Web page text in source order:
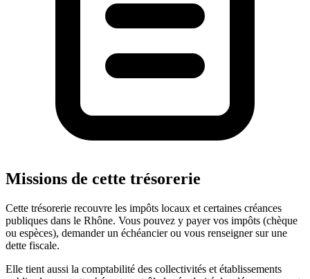
Missions de cette trésorerie
Cette trésorerie recouvre les impôts locaux et certaines créances
publiques dans le Rhône. Vous pouvez y payer vos impôts (chèque
ou espèces), demander un échéancier ou vous renseigner sur une
dette fiscale.
Elle tient aussi la comptabilité des collectivités et établissements